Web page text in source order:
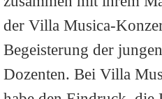
der Villa Musica-
Begeisterung der
Dozenten. Bei Villa